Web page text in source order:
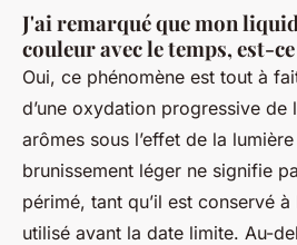
J'ai remarqué que mon
couleur avec le temps, est-
Oui, ce phénomène est tout à
d’une oxydation progressive de
arômes sous l’effet de la
brunissement léger ne signifie
périmé, tant qu’il est conservé
utilisé avant la date limite. Au-